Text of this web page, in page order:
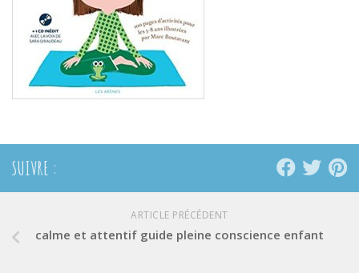
SUIVRE :
ARTICLE PRÉCÉDENT
calme et attentif guide pleine conscience enfant